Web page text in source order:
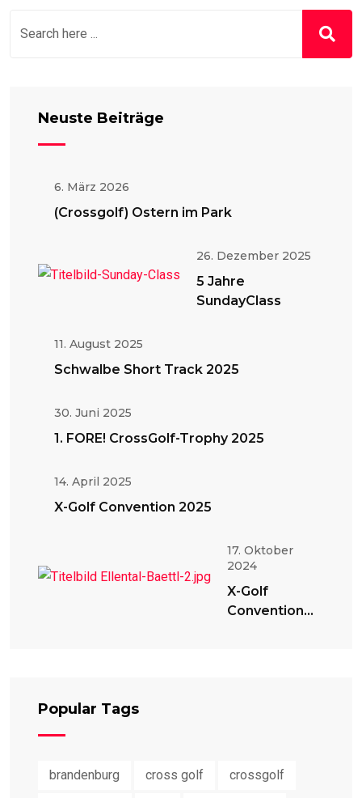
Neuste Beiträge
6. März 2026
(Crossgolf) Ostern im Park
26. Dezember 2025
5 Jahre
SundayClass
11. August 2025
Schwalbe Short Track 2025
30. Juni 2025
1. FORE! CrossGolf-Trophy 2025
14. April 2025
X-Golf Convention 2025
17. Oktober
2024
X-Golf
Convention
Popular Tags
brandenburg cross golf crossgolf